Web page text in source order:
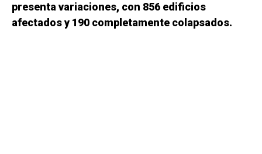
presenta variaciones, con 856 edificios
afectados y 190 completamente colapsados.